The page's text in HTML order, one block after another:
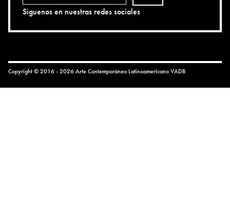
Siguenos en nuestras redes sociales
Copyright © 2016 - 2026 Arte Contemporáneo LatinoamericanoVADB